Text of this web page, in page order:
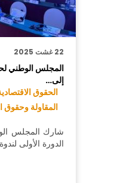
22 غشت 2025
المجلس الوطني
إلى…
الحقوق
المقاولة وحقوق
شارك المجلس
الدورة الأولى